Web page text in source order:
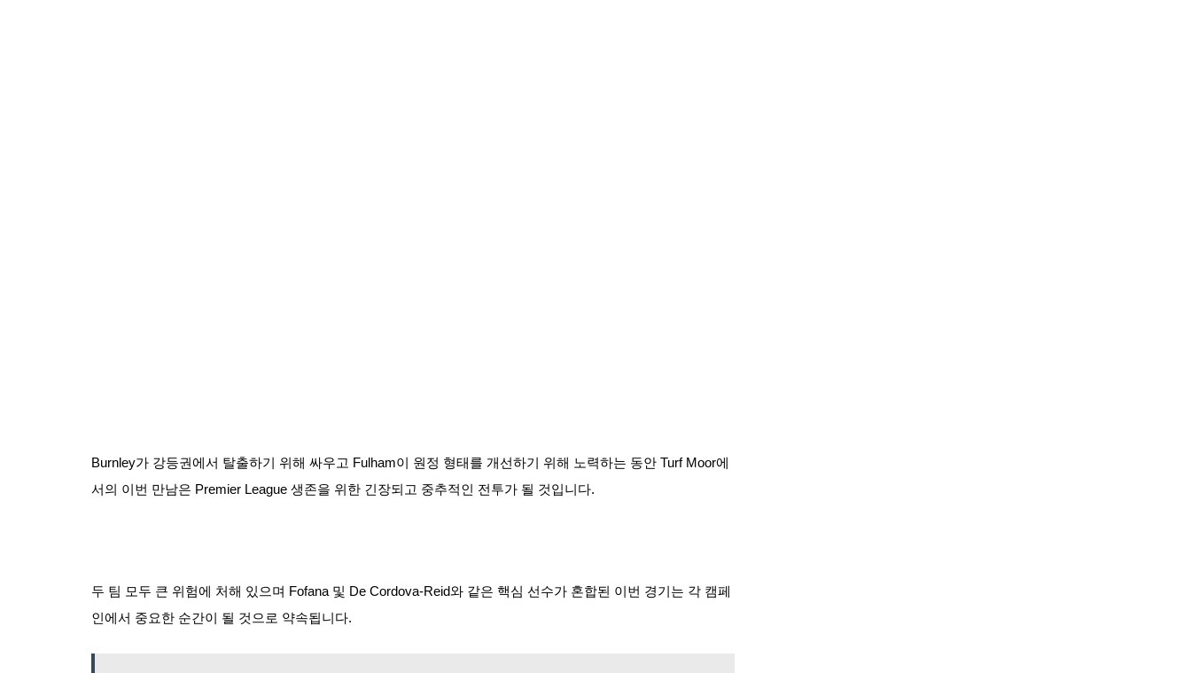
Burnley가 강등권에서 탈출하기 위해 싸우고 Fulham이 원정 형태를 개선하기 위해 노력하는 동안 Turf Moor에
서의 이번 만남은 Premier League 생존을 위한 긴장되고 중추적인 전투가 될 것입니다.
두 팀 모두 큰 위험에 처해 있으며 Fofana 및 De Cordova-Reid와 같은 핵심 선수가 혼합된 이번 경기는 각 캠페
인에서 중요한 순간이 될 것으로 약속됩니다.